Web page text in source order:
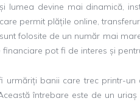
lumea devine mai dinamică,
permit plățile online,
folosite de un număr mai
pot fi de interes și
banii care trec printr-un
întrebare este de un